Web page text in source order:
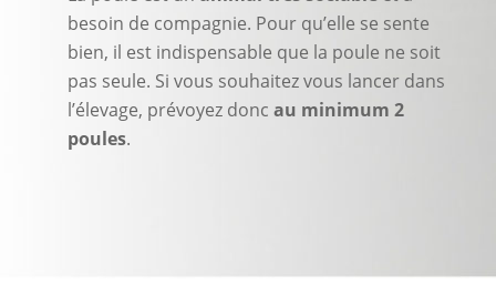
besoin de compagnie. Pour qu’elle se sente
bien, il est indispensable que la poule ne soit
pas seule. Si vous souhaitez vous lancer dans
l’élevage, prévoyez donc au minimum 2
poules.